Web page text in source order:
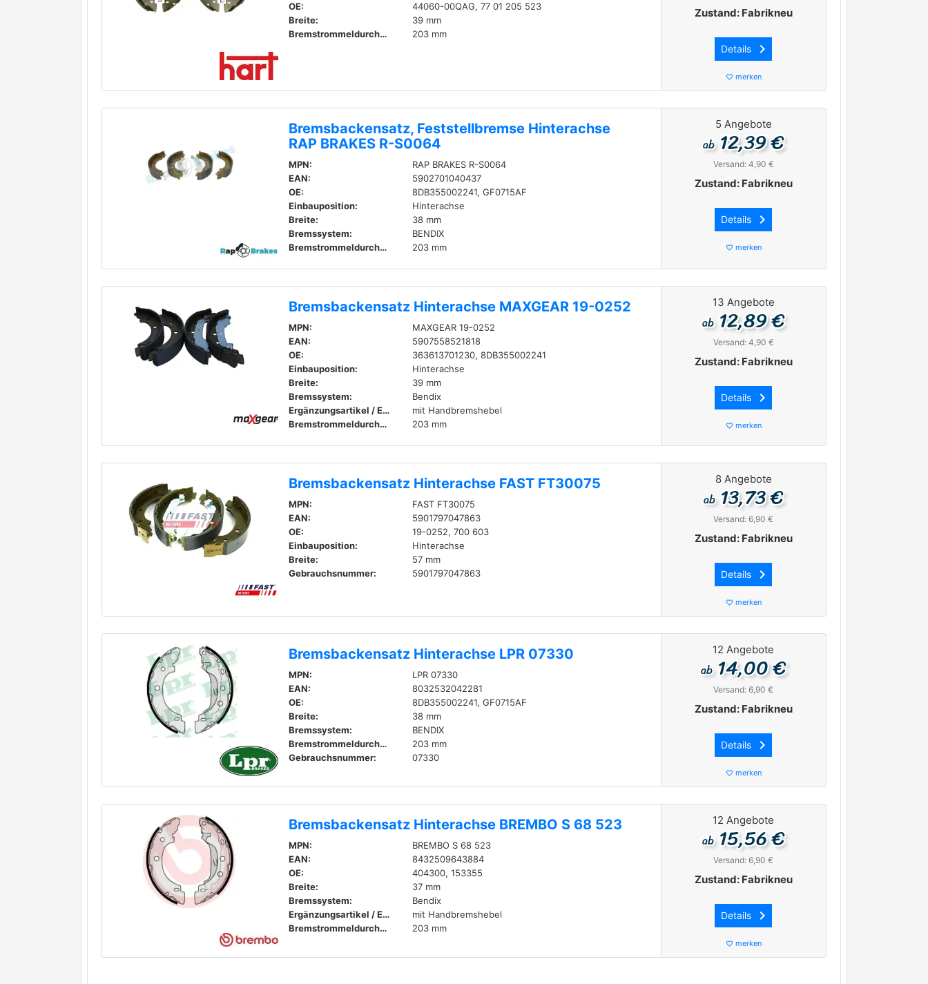
OE:
44060-00QAG, 77 01 205 523
Breite:
39 mm
Bremstrommeldurchmesser innen:
203 mm
Zustand: Fabrikneu
Details keyboard_arrow_right
favorite_border merken
Bremsbackensatz, Feststellbremse Hinterachse
RAP BRAKES R-S0064
MPN:
RAP BRAKES R-S0064
EAN:
5902701040437
OE:
8DB355002241, GF0715AF
Einbauposition:
Hinterachse
Breite:
38 mm
Bremssystem:
BENDIX
Bremstrommeldurchmesser innen:
203 mm
5 Angebote
ab12,39 €
Versand: 4,90 €
Zustand: Fabrikneu
Details keyboard_arrow_right
favorite_border merken
Bremsbackensatz Hinterachse MAXGEAR 19-0252
MPN:
MAXGEAR 19-0252
EAN:
5907558521818
OE:
363613701230, 8DB355002241
Einbauposition:
Hinterachse
Breite:
39 mm
Bremssystem:
Bendix
Ergänzungsartikel / Ergänzende Info 2:
mit Handbremshebel
Bremstrommeldurchmesser innen:
203 mm
13 Angebote
ab12,89 €
Versand: 4,90 €
Zustand: Fabrikneu
Details keyboard_arrow_right
favorite_border merken
Bremsbackensatz Hinterachse FAST FT30075
MPN:
FAST FT30075
EAN:
5901797047863
OE:
19-0252, 700 603
Einbauposition:
Hinterachse
Breite:
57 mm
Gebrauchsnummer:
5901797047863
8 Angebote
ab13,73 €
Versand: 6,90 €
Zustand: Fabrikneu
Details keyboard_arrow_right
favorite_border merken
Bremsbackensatz Hinterachse LPR 07330
MPN:
LPR 07330
EAN:
8032532042281
OE:
8DB355002241, GF0715AF
Breite:
38 mm
Bremssystem:
BENDIX
Bremstrommeldurchmesser innen:
203 mm
Gebrauchsnummer:
07330
12 Angebote
ab14,00 €
Versand: 6,90 €
Zustand: Fabrikneu
Details keyboard_arrow_right
favorite_border merken
Bremsbackensatz Hinterachse BREMBO S 68 523
MPN:
BREMBO S 68 523
EAN:
8432509643884
OE:
404300, 153355
Breite:
37 mm
Bremssystem:
Bendix
Ergänzungsartikel / Ergänzende Info 2:
mit Handbremshebel
Bremstrommeldurchmesser innen:
203 mm
12 Angebote
ab15,56 €
Versand: 6,90 €
Zustand: Fabrikneu
Details keyboard_arrow_right
favorite_border merken